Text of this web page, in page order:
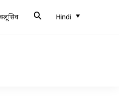
Hindi